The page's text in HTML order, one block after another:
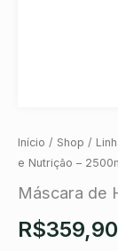
Início / Shop /
e Nutrição –
Máscara de
R$359,90